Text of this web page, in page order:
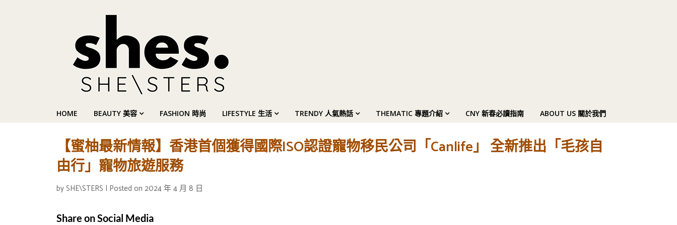
HOME BEAUTY 美容 FASHION 時尚 LIFESTYLE 生活 TRENDY 人氣熱話 THEMATIC 專題介紹 CNY 新春必讀指南 ABOUT US 關於我們
【蜜柚最新情報】香港首個獲得國際ISO認證寵物移民公司「Canlife」 全新推出「毛孩自
由行」寵物旅遊服務
by SHE\STERS | Posted on 2024 年 4 月 8 日
Share on Social Media